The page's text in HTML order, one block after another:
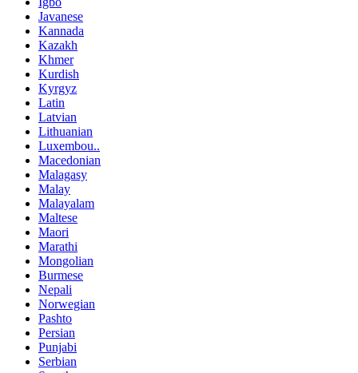
Javanese
Kannada
Kazakh
Khmer
Kurdish
Kyrgyz
Latin
Latvian
Lithuanian
Luxembou..
Macedonian
Malagasy
Malay
Malayalam
Maltese
Maori
Marathi
Mongolian
Burmese
Nepali
Norwegian
Pashto
Persian
Punjabi
Serbian